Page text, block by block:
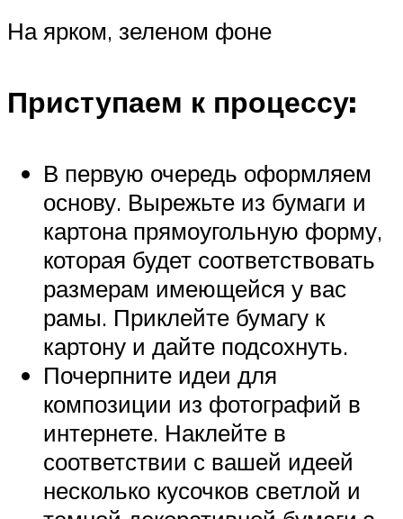
На ярком, зеленом фоне
Приступаем к процессу:
В первую очередь оформляем
основу. Вырежьте из бумаги и
картона прямоугольную форму,
которая будет соответствовать
размерам имеющейся у вас
рамы. Приклейте бумагу к
картону и дайте подсохнуть.
Почерпните идеи для
композиции из фотографий в
интернете. Наклейте в
соответствии с вашей идеей
несколько кусочков светлой и